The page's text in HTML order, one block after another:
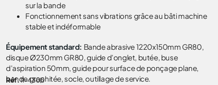
sur la bande
Fonctionnement sans vibrations grâce au bâti machine
stable et indéformable
Équipement standard: Bande abrasive 1220x150mm GR80,
disque Ø230mm GR80, guide d’onglet, butée, buse
d’aspiration 50mm, guide pour surface de ponçage plane,
bande graphitée, socle, outillage de service.
Réf.11-4305